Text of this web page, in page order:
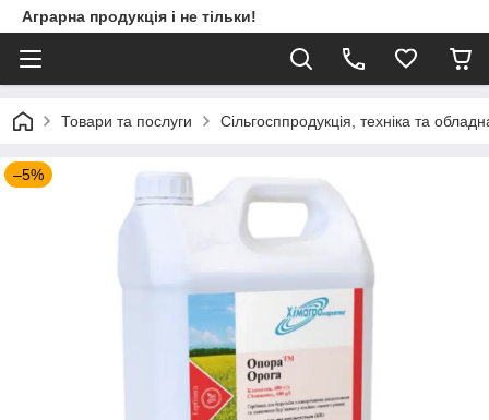
Аграрна продукція і не тільки!
Товари та послуги Сільгосппродукція, техніка та
–5%